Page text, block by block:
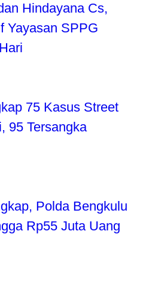
Hindayana Cs,
Yayasan SPPG
75 Kasus Street
95 Tersangka
Polda Bengkulu
Rp55 Juta Uang